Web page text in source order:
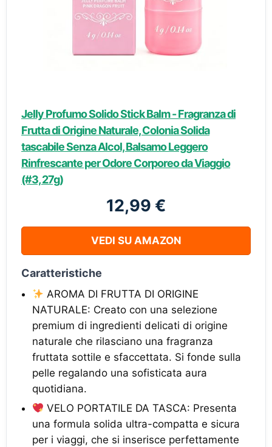
Jelly Profumo Solido Stick Balm - Fragranza di
Frutta di Origine Naturale, Colonia Solida
tascabile Senza Alcol, Balsamo Leggero
Rinfrescante per Odore Corporeo da Viaggio
(#3, 27g)
12,99 €
VEDI SU AMAZON
Caratteristiche
AROMA DI FRUTTA DI ORIGINE
NATURALE: Creato con una selezione
premium di ingredienti delicati di origine
naturale che rilasciano una fragranza
fruttata sottile e sfaccettata. Si fonde sulla
pelle regalando una sofisticata aura
quotidiana.
VELO PORTATILE DA TASCA: Presenta
una formula solida ultra-compatta e sicura
per i viaggi, che si inserisce perfettamente